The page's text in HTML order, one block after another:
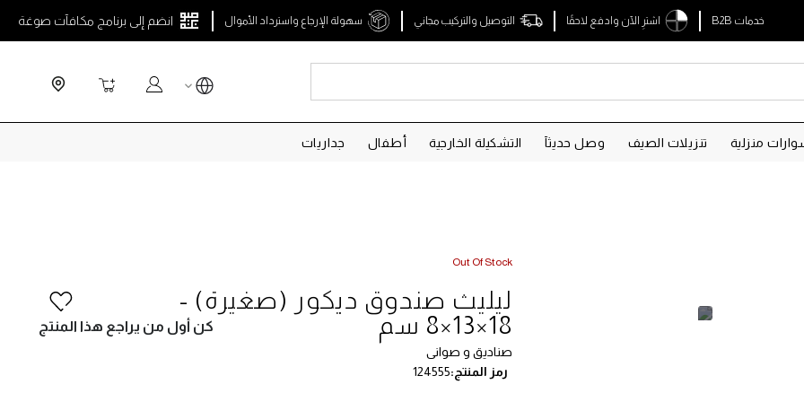
خدمات B2B اشترِ الآن وادفع لاحقًا التوصيل والتركيب مجاني سهولة الإرجاع واسترداد الأموال انضم إلى برنامج مكافآت صوغة
سلة التسوق
منزلية تنزيلات الصيف وصل حديثآ التشكيلة الخارجية أطفال جداريات
Out Of Stock
ليليث صندوق ديكور (صغيرة) -
18×13×8 سم
صناديق و صوانى
كن أول من يراجع هذا المنتج
رمز المنتج 124555